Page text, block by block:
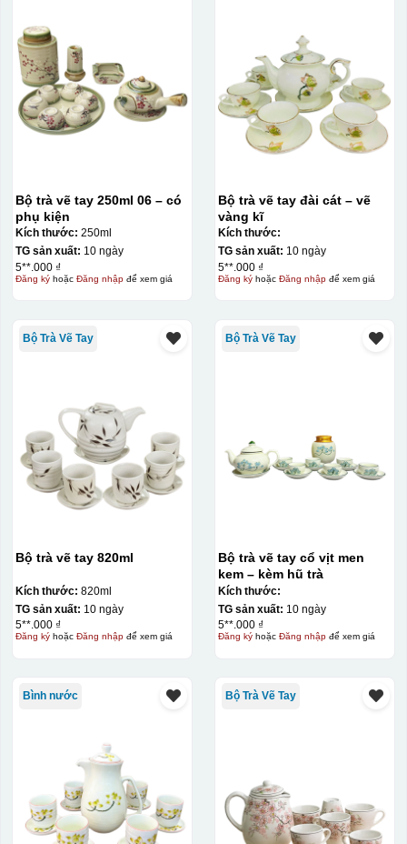
Bộ trà vẽ tay 250ml 06 – có
phụ kiện
Kích thước: 250ml
TG sản xuất: 10 ngày
5**.000 ₫
Đăng kýhoặc Đăng nhậpđể xem giá
Bộ trà vẽ tay đài cát – vẽ
vàng kĩ
Kích thước:
TG sản xuất: 10 ngày
5**.000 ₫
Đăng kýhoặc Đăng nhậpđể xem giá
Bộ Trà Vẽ Tay
Bộ trà vẽ tay 820ml
Kích thước: 820ml
TG sản xuất: 10 ngày
5**.000 ₫
Đăng kýhoặc Đăng nhậpđể xem giá
Bộ Trà Vẽ Tay
Bộ trà vẽ tay cổ vịt men
kem – kèm hũ trà
Kích thước:
TG sản xuất: 10 ngày
5**.000 ₫
Đăng kýhoặc Đăng nhậpđể xem giá
Bình nước Bộ Trà Vẽ Tay